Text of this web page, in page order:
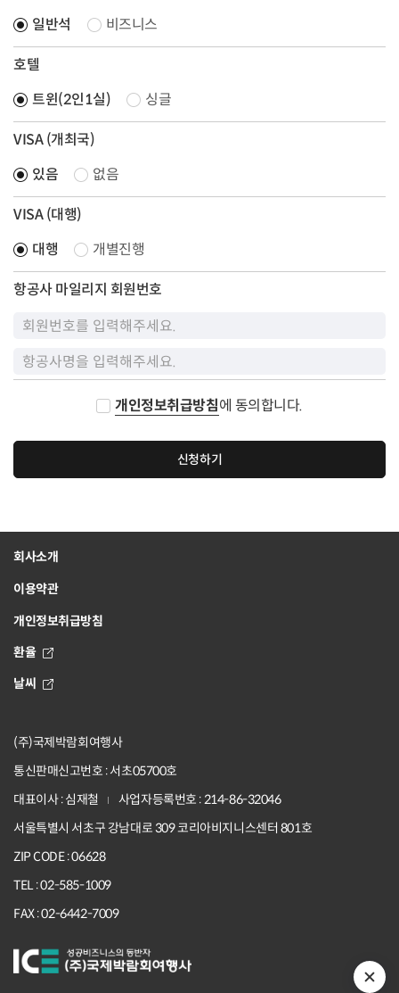
일반석
비즈니스
호텔
트윈(2인1실)
싱글
VISA (개최국)
있음
없음
VISA (대행)
대행
개별진행
항공사 마일리지 회원번호
개인정보취급방침에 동의합니다.
신청하기
회사소개
이용약관
개인정보취급방침
환율
날씨
(주)국제박람회여행사
통신판매신고번호 : 서초05700호
대표이사 : 심재철
사업자등록번호 : 214-86-32046
서울특별시 서초구 강남대로 309 코리아비지니스센터 801호
ZIP CODE : 06628
TEL : 02-585-1009
FAX : 02-6442-7009